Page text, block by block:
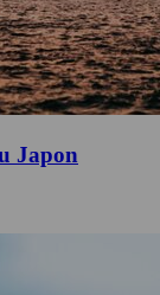
Japon